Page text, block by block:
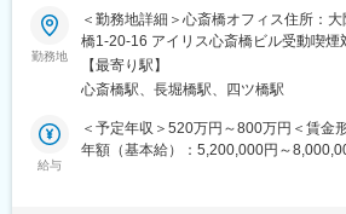
を中心に、学校や公共施設の空間デザ
ピード感をもって新しいことにチャレ
社です。変化し成長し続けることにやり
仲間を募集しています。
■当社グループについて：
アイリスオーヤマグループは家電、法人
品などを企画・製造しているメーカーで
■業務概要：
オフィス・学校・福祉施設・公共施設向
おいて、空間デザイン（内装工事含む
■業務詳細：
次世代のオフィスデザイン・設計・提案
・ご要望に沿う適切なレイアウト・家具
勤務地
＜勤務地詳細＞心斎橋オフィス住所：
橋1-20-16 アイリス心斎橋ビル受動喫煙
の範囲：会社の定める事業所
【最寄り駅】
心斎橋駅、長堀橋駅、四ツ橋駅
給与
＜予定年収＞520万円～800万円＜賃金
年額（基本給）：5,200,000円～